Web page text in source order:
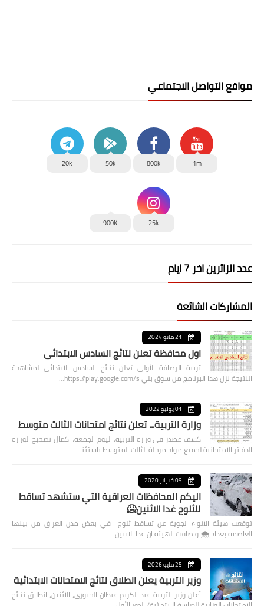
مواقع التواصل الاجتماعي
1m
800k
50k
20k
25k
900K
عدد الزائرين اخر 7 ايام
المشاركات الشائعة
21 مايو 2024
اول محافظة تعلن نتائج السادس الابتدائي
تربية الرصافة الأولى تعلن نتائج السادس الابتدائي لمشاهدة
النتيجة نزل هذا البرنامج من سوق بلي https://play.google.com/s…
01 يوليو 2022
وزارة التربية... تعلن نتائج امتحانات الثالث متوسط
كشف مصدر في وزارة التربية، اليوم الجمعة، اكمال تصحيح الوزارة
الدفاتر الامتحانية لجميع مواد مرحلة الثالث المتوسط باستثنا…
09 فبراير 2020
اليكم المحافظات العراقية التي ستشهد تساقط
للثلوج غدا الاثنين🥶
توقعت هيئة الانواء الجوية عن تساقط ثلوج في بعض مدن العراق من بينها
العاصمة بغداد ⁦🌨️⁩ واضافت الهيئة ان غدا الاثنين …
25 مايو 2026
وزير التربية يعلن انطلاق نتائج الامتحانات الابتدائية
أعلن وزير التربية عبد الكريم عبطان الجبوري، الاثنين، انطلاق نتائج